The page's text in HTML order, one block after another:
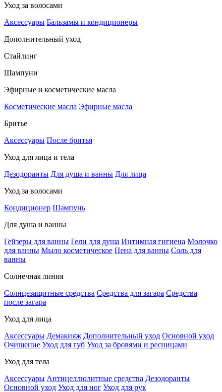
Уход за волосами
Аксессуары Бальзамы и кондиционеры
Дополнительный уход
Стайлинг
Шампуни
Эфирные и косметические масла
Косметические масла Эфирные масла
Бритье
Аксессуары После бритья
Уход для лица и тела
Дезодоранты Для душа и ванны Для лица
Уход за волосами
Кондиционер Шампунь
Для душа и ванны
Гейзеры для ванны Гели для душа Интимная гигиена Молочко
для ванны Мыло косметическое Пена для ванны Соль для
ванны
Солнечная линия
Солнцезащитные средства Средства для загара Средства
после загара
Уход для лица
Аксессуары Демакияж Дополнительный уход Основной уход
Очищение Уход для губ Уход за бровями и ресницами
Уход для тела
Аксессуары Антицеллюлитные средства Дезодоранты
Основной уход Уход для ног Уход для рук